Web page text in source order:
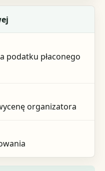
podatku płaconego
organizatora